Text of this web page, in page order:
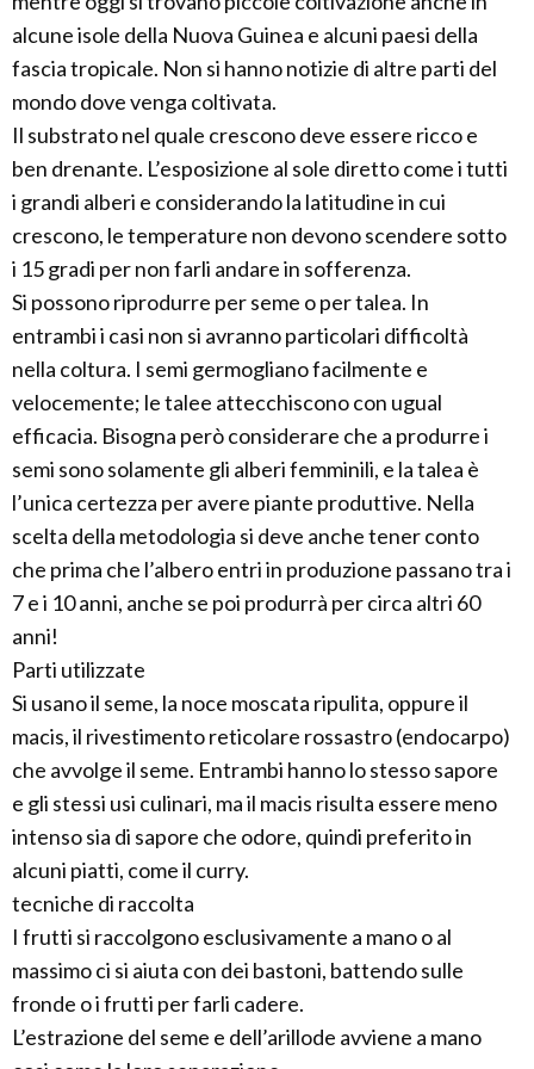
alcune isole della Nuova Guinea e alcuni paesi della
fascia tropicale. Non si hanno notizie di altre parti del
mondo dove venga coltivata.
Il substrato nel quale crescono deve essere ricco e
ben drenante. L’esposizione al sole diretto come i tutti
i grandi alberi e considerando la latitudine in cui
crescono, le temperature non devono scendere sotto
i 15 gradi per non farli andare in sofferenza.
Si possono riprodurre per seme o per talea. In
entrambi i casi non si avranno particolari difficoltà
nella coltura. I semi germogliano facilmente e
velocemente; le talee attecchiscono con ugual
efficacia. Bisogna però considerare che a produrre i
semi sono solamente gli alberi femminili, e la talea è
l’unica certezza per avere piante produttive. Nella
scelta della metodologia si deve anche tener conto
che prima che l’albero entri in produzione passano tra i
7 e i 10 anni, anche se poi produrrà per circa altri 60
anni!
Parti utilizzate
Si usano il seme, la noce moscata ripulita, oppure il
macis, il rivestimento reticolare rossastro (endocarpo)
che avvolge il seme. Entrambi hanno lo stesso sapore
e gli stessi usi culinari, ma il macis risulta essere meno
intenso sia di sapore che odore, quindi preferito in
alcuni piatti, come il curry.
tecniche di raccolta
I frutti si raccolgono esclusivamente a mano o al
massimo ci si aiuta con dei bastoni, battendo sulle
fronde o i frutti per farli cadere.
L’estrazione del seme e dell’arillode avviene a mano